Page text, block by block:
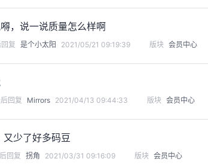
，说一说质量怎么样啊
复 是个小太阳 2021/05/21 09:19:39 版块 会员中心
回复 Mirrors 2021/04/13 09:44:33 版块 会员中心
少了好多码豆
回复 拐角 2021/03/31 09:16:09 版块 会员中心